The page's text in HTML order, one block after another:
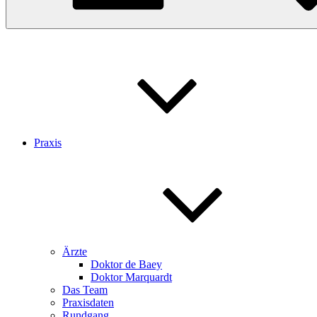
Praxis
Ärzte
Doktor de Baey
Doktor Marquardt
Das Team
Praxisdaten